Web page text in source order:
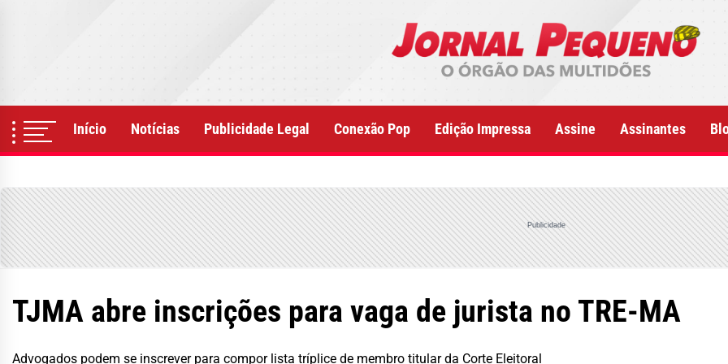
Início Notícias Publicidade Legal Conexão Pop Edição Impressa Assine Assinantes
Publicidade
TJMA abre inscrições para vaga de jurista no TRE-MA
Advogados podem se inscrever para compor lista tríplice de membro titular da Corte Eleitoral